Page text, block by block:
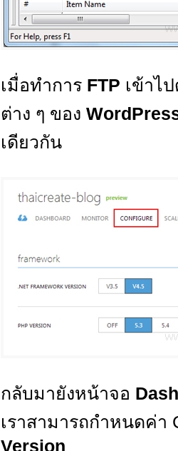
เมื่อทำการ FTP เข้าไ
ต่าง ๆ ของ
เดียวกัน
กลับมายังหน้าจอ
เราสามารถกำหนดค่า
Version